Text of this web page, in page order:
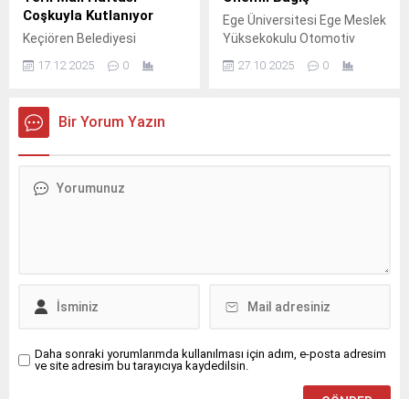
Coşkuyla Kutlanıyor
Keçiören Belediyesi
faaliyetlerini sürdüren
(ÇEM), 12–18 Aralık Yerli
Malı Haftası kapsamında
düzenlendi.
17.12.2025 0
Ege Üniversitesi Ege Meslek
Yüksekokulu Otomotiv
Renault Türkiye tarafından
27.10.2025 0
Bir Yorum Yazın
Daha sonraki yorumlarımda kullanılması için adım, e-posta adresim
ve site adresim bu tarayıcıya kaydedilsin.